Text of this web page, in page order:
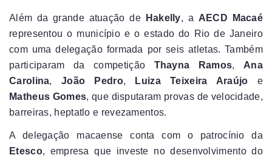
Além da grande atuação de Hakelly, a AECD Macaé
representou o município e o estado do Rio de Janeiro
com uma delegação formada por seis atletas. Também
participaram da competição Thayna Ramos, Ana
Carolina, João Pedro, Luiza Teixeira Araújo e
Matheus Gomes, que disputaram provas de velocidade,
barreiras, heptatlo e revezamentos.
A delegação macaense conta com o patrocínio da
Etesco, empresa que investe no desenvolvimento do